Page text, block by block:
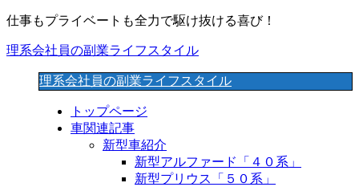
仕事もプライベートも全力で駆け抜ける喜び！
理系会社員の副業ライフスタイル
理系会社員の副業ライフスタイル
トップページ
車関連記事
新型車紹介
新型アルファード「４０系」
新型プリウス「５０系」